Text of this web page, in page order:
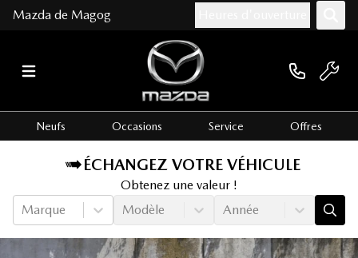
Mazda de Magog
Neufs Occasions Service Offres
ÉCHANGEZ VOTRE VÉHICULE
Obtenez une valeur !
Marque
Modèle Année